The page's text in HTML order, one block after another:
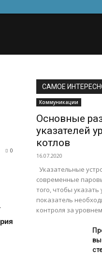
0
САМОЕ
Коммуникации
Основные
указателей
котлов
16.07.2020
Указательные
современные
того, чтобы
показатель
контроля за